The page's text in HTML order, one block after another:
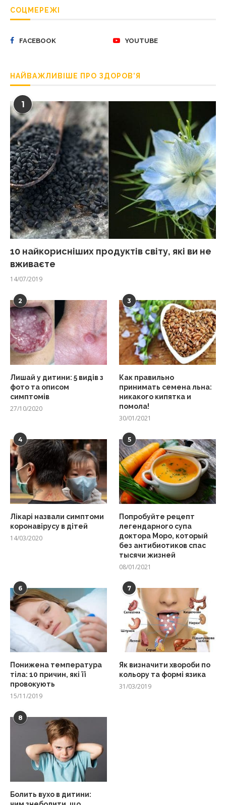
СОЦМЕРЕЖІ
FACEBOOK YOUTUBE
НАЙВАЖЛИВІШЕ ПРО ЗДОРОВ’Я
1
10 найкорисніших продуктів світу, які ви не
вживаєте
14/07/2019
2
Лишай у дитини: 5 видів з
фото та описом
симптомів
27/10/2020
3
Как правильно
принимать семена льна:
никакого кипятка и
помола!
30/01/2021
4
Лікарі назвали симптоми
коронавірусу в дітей
14/03/2020
5
Попробуйте рецепт
легендарного супа
доктора Моро, который
без антибиотиков спас
тысячи жизней
08/01/2021
6
Понижена температура
тіла: 10 причин, які її
провокують
15/11/2019
7
Як визначити хвороби по
кольору та формі язика
31/03/2019
8
Болить вухо в дитини: